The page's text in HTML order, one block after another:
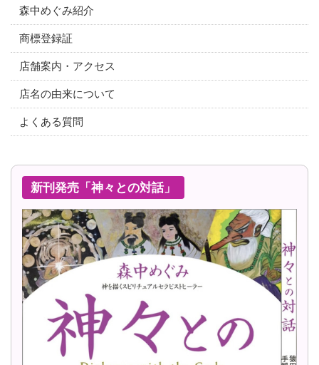
森中めぐみ紹介
商標登録証
店舗案内・アクセス
店名の由来について
よくある質問
新刊発売「神々との対話」